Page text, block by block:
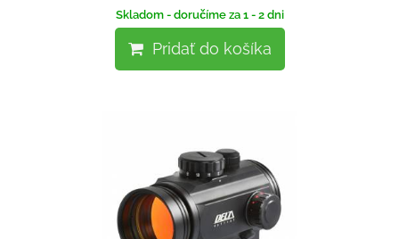
Skladom - doručíme za 1 - 2 dni
Pridať do košíka